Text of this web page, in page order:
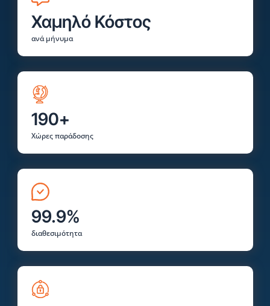
Χαμηλό Κόστος
ανά μήνυμα
190+
Χώρες παράδοσης
99.9%
διαθεσιμότητα